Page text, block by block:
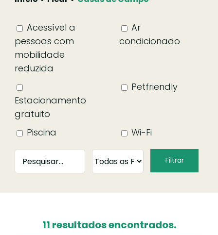
Acessível a
pessoas com
mobilidade
reduzida
Ar
condicionado
Estacionamento
gratuito
Petfriendly
Piscina Wi-Fi
11 resultados encontrados.